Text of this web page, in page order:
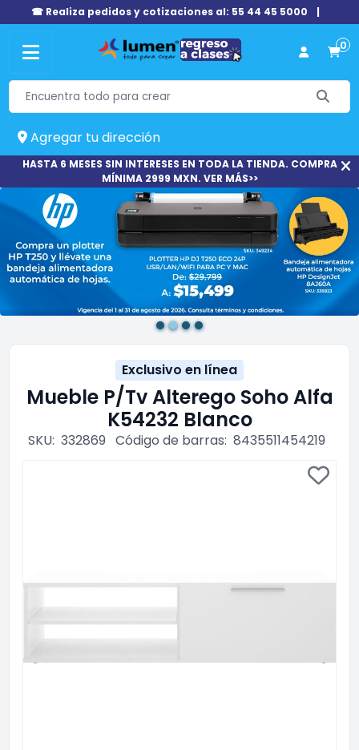
☎ Realiza pedidos y cotizaciones al: 55 44 45 5000 |
0
Agregar tu dirección
HASTA 6 MESES SIN INTERESES EN TODA LA TIENDA. COMPRA
MÍNIMA 2999 MXN. VER MÁS>>
Exclusivo en línea
Mueble P/Tv Alterego Soho Alfa
K54232 Blanco
SKU: 332869 Código de barras: 8435511454219